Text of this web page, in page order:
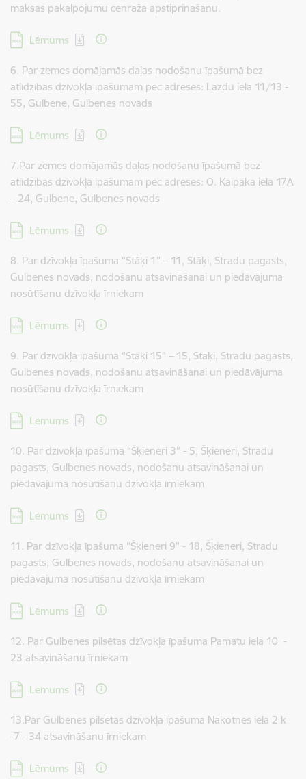
maksas pakalpojumu cenrāža apstiprināšanu.
Lejupielādēt:
Lēmums
6. Par zemes domājamās daļas nodošanu īpašumā bez
atlīdzības dzīvokļa īpašumam pēc adreses: Lazdu iela 11/13 -
55, Gulbene, Gulbenes novads
Lejupielādēt:
Lēmums
7.Par zemes domājamās daļas nodošanu īpašumā bez
atlīdzības dzīvokļa īpašumam pēc adreses: O. Kalpaka iela 17A
– 24, Gulbene, Gulbenes novads
Lejupielādēt:
Lēmums
8. Par dzīvokļa īpašuma “Stāķi 1” – 11, Stāķi, Stradu pagasts,
Gulbenes novads, nodošanu atsavināšanai un piedāvājuma
nosūtīšanu dzīvokļa īrniekam
Lejupielādēt:
Lēmums
9. Par dzīvokļa īpašuma “Stāķi 15” – 15, Stāķi, Stradu pagasts,
Gulbenes novads, nodošanu atsavināšanai un piedāvājuma
nosūtīšanu dzīvokļa īrniekam
Lejupielādēt:
Lēmums
10. Par dzīvokļa īpašuma “Šķieneri 3” - 5, Šķieneri, Stradu
pagasts, Gulbenes novads, nodošanu atsavināšanai un
piedāvājuma nosūtīšanu dzīvokļa īrniekam
Lejupielādēt:
Lēmums
11. Par dzīvokļa īpašuma “Šķieneri 9” - 18, Šķieneri, Stradu
pagasts, Gulbenes novads, nodošanu atsavināšanai un
piedāvājuma nosūtīšanu dzīvokļa īrniekam
Lejupielādēt:
Lēmums
12. Par Gulbenes pilsētas dzīvokļa īpašuma Pamatu iela 10 -
23 atsavināšanu īrniekam
Lejupielādēt:
Lēmums
13.Par Gulbenes pilsētas dzīvokļa īpašuma Nākotnes iela 2 k
-7 - 34 atsavināšanu īrniekam
Lejupielādēt:
Lēmums